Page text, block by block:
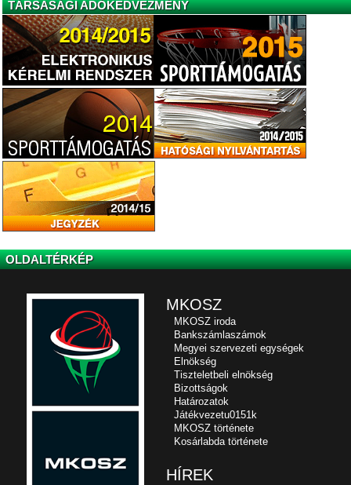
TÁRSASÁGI ADÓKEDVEZMÉNY
OLDALTÉRKÉP
MKOSZ
MKOSZ iroda
Bankszámlaszámok
Megyei szervezeti egységek
Elnökség
Tiszteletbeli elnökség
Bizottságok
Határozatok
Játékvezetu0151k
MKOSZ története
Kosárlabda története
HÍREK